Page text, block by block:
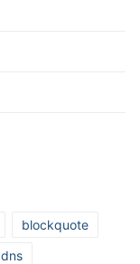
blockquote
dns